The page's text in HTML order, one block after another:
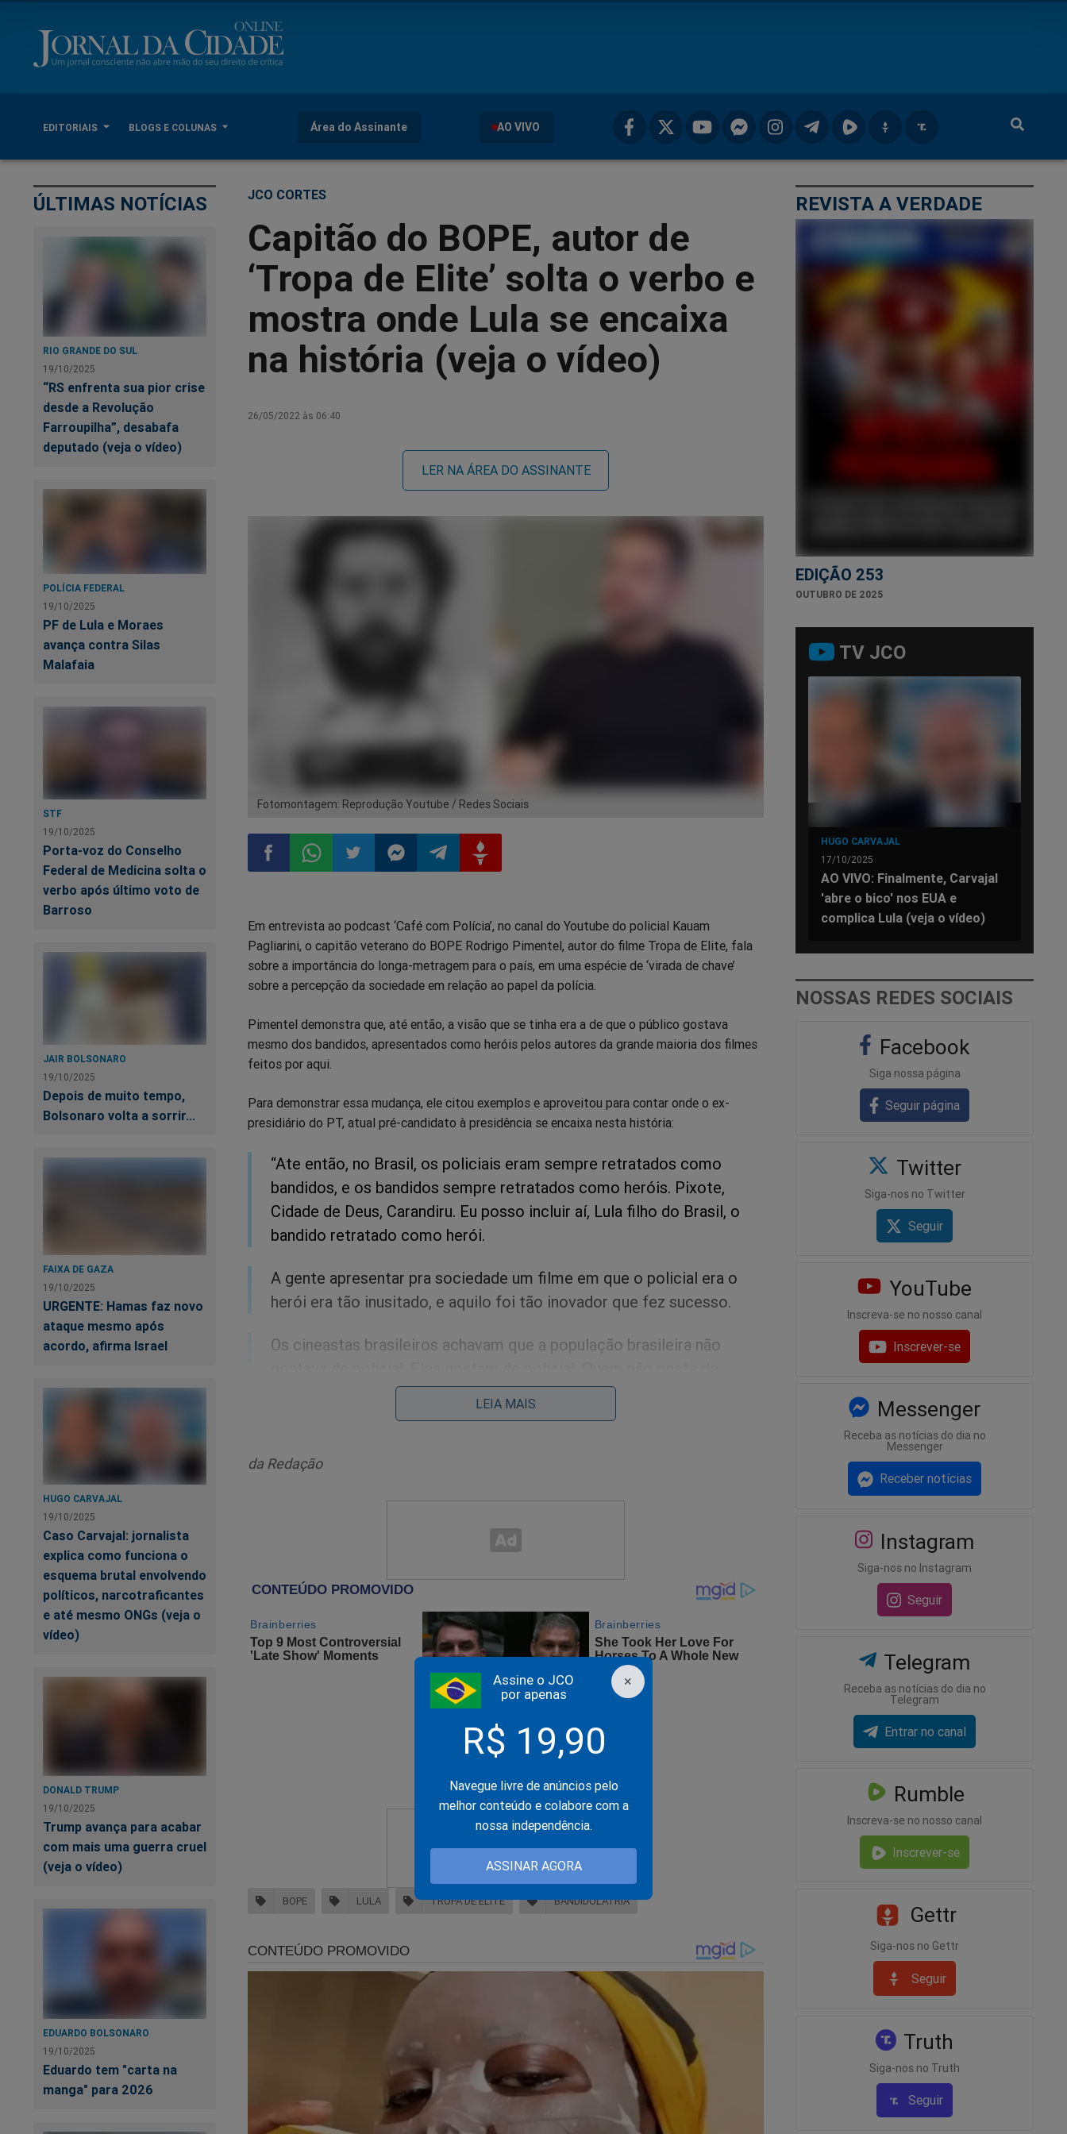
EDITORIAIS BLOGS E COLUNAS Área do Assinante AO VIVO
×
Assine o JCO
por apenas
R$ 19,90
Navegue livre de anúncios pelo
melhor conteúdo e colabore com a
nossa independência.
ASSINAR AGORA
ÚLTIMAS NOTÍCIAS
RIO GRANDE DO SUL
19/10/2025
“RS enfrenta sua pior crise
desde a Revolução
Farroupilha”, desabafa
deputado (veja o vídeo)
POLÍCIA FEDERAL
19/10/2025
PF de Lula e Moraes
avança contra Silas
Malafaia
STF
19/10/2025
Porta-voz do Conselho
Federal de Medicina solta o
verbo após último voto de
Barroso
JAIR BOLSONARO
19/10/2025
Depois de muito tempo,
Bolsonaro volta a sorrir...
FAIXA DE GAZA
19/10/2025
URGENTE: Hamas faz novo
ataque mesmo após
acordo, afirma Israel
HUGO CARVAJAL
19/10/2025
Caso Carvajal: jornalista
explica como funciona o
esquema brutal envolvendo
políticos, narcotraficantes
e até mesmo ONGs (veja o
vídeo)
DONALD TRUMP
19/10/2025
Trump avança para acabar
com mais uma guerra cruel
(veja o vídeo)
EDUARDO BOLSONARO
19/10/2025
Eduardo tem "carta na
manga" para 2026
JCO CORTES
Capitão do BOPE, autor de
‘Tropa de Elite’ solta o verbo e
mostra onde Lula se encaixa
na história (veja o vídeo)
26/05/2022 às 06:40
LER NA ÁREA DO ASSINANTE
Fotomontagem: Reprodução Youtube / Redes Sociais
no
Facebook
no
Whatsapp
no
Twitter
no
Messenger
no
Telegram
no
Gettr
Em entrevista ao podcast ‘Café com Polícia’, no canal do Youtube do policial Kauam
Pagliarini, o capitão veterano do BOPE Rodrigo Pimentel, autor do filme Tropa de Elite, fala
sobre a importância do longa-metragem para o país, em uma espécie de ‘virada de chave’
sobre a percepção da sociedade em relação ao papel da polícia.
Pimentel demonstra que, até então, a visão que se tinha era a de que o público gostava
mesmo dos bandidos, apresentados como heróis pelos autores da grande maioria dos filmes
feitos por aqui.
Para demonstrar essa mudança, ele citou exemplos e aproveitou para contar onde o ex-
presidiário do PT, atual pré-candidato à presidência se encaixa nesta história:
“Ate então, no Brasil, os policiais eram sempre retratados como
bandidos, e os bandidos sempre retratados como heróis. Pixote,
Cidade de Deus, Carandiru. Eu posso incluir aí, Lula filho do Brasil, o
bandido retratado como herói.
A gente apresentar pra sociedade um filme em que o policial era o
herói era tão inusitado, e aquilo foi tão inovador que fez sucesso.
Os cineastas brasileiros achavam que a população brasileira não
Bolsonaro exalta ação policial que cancelou mais de 20 CPFs de
LEIA MAIS
da Redação
BOPE LULA TROPA DE ELITE BANDIDOLATRIA
REVISTA A VERDADE
EDIÇÃO 253
OUTUBRO DE 2025
TV JCO
HUGO CARVAJAL
17/10/2025
AO VIVO: Finalmente, Carvajal
'abre o bico' nos EUA e
complica Lula (veja o vídeo)
NOSSAS REDES SOCIAIS
Facebook
Siga nossa página
Seguir página
Twitter
Siga-nos no Twitter
Seguir
YouTube
Inscreva-se no nosso canal
Inscrever-se
Messenger
Receba as notícias do dia no
Messenger
Receber notícias
Instagram
Siga-nos no Instagram
Seguir
Telegram
Receba as notícias do dia no
Telegram
Entrar no canal
Rumble
Inscreva-se no nosso canal
Inscrever-se
Gettr
Siga-nos no Gettr
Seguir
Truth
Siga-nos no Truth
Seguir